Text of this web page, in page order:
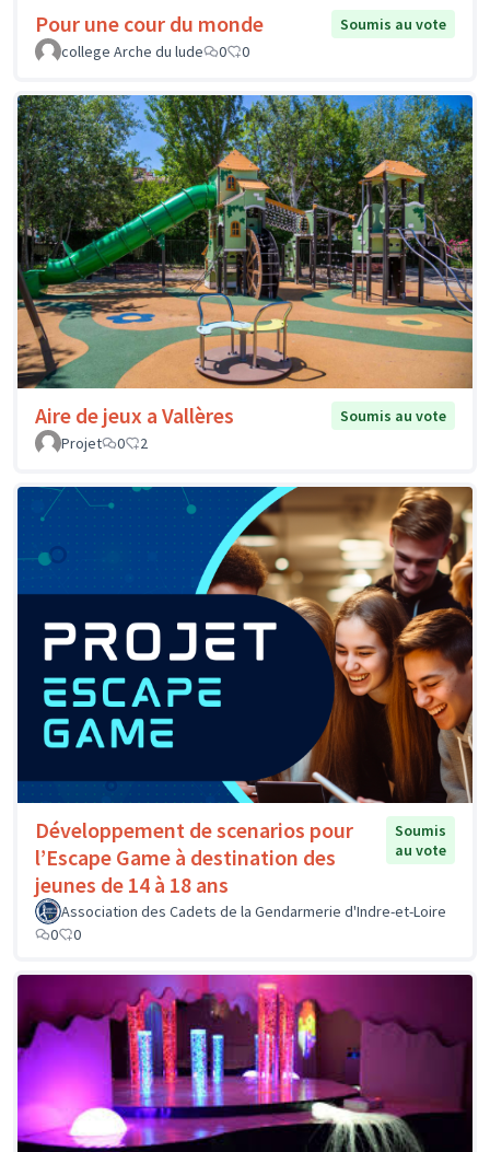
Pour une cour du monde
Soumis au vote
college Arche du lude
0 0
Aire de jeux a Vallères
Soumis au vote
Projet
0 2
Développement de scenarios pour
l’Escape Game à destination des
jeunes de 14 à 18 ans
Soumis
au vote
Association des Cadets de la Gendarmerie d'Indre-et-Loire
0
0